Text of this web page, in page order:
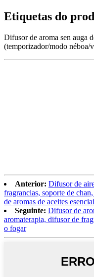
Etiquetas do
Difusor de aroma sen auga
(temporizador/modo
Anterior: Difusor de
fragrancias, soporte de
de aromas de aceites
Seguinte: Difusor de
aromaterapia, difusor de
o fogar